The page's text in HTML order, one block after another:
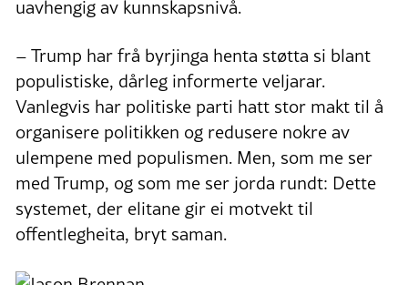
uavhengig av kunnskapsnivå.
– Trump har frå byrjinga henta støtta si blant
populistiske, dårleg informerte veljarar.
Vanlegvis har politiske parti hatt stor makt til å
organisere politikken og redusere nokre av
ulempene med populismen. Men, som me ser
med Trump, og som me ser jorda rundt: Dette
systemet, der elitane gir ei motvekt til
offentlegheita, bryt saman.